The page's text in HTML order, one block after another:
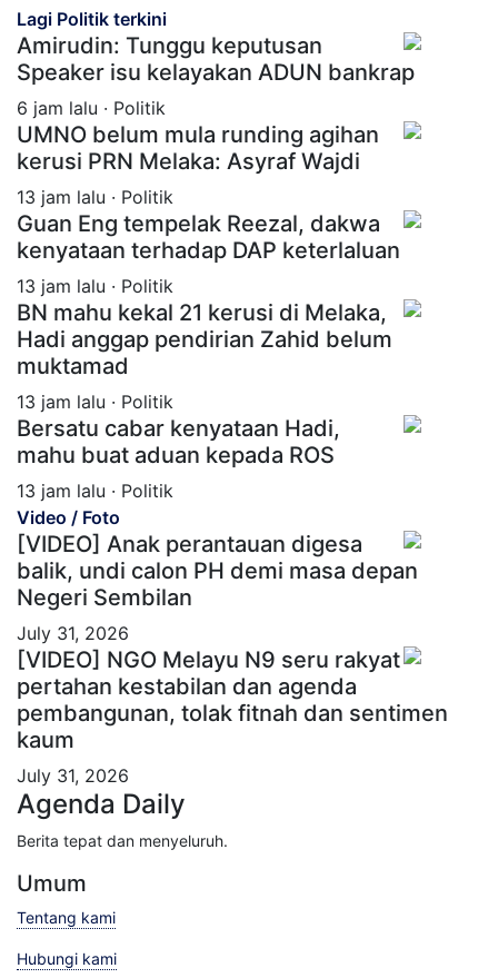
Lagi Politik terkini
Amirudin: Tunggu keputusan
Speaker isu kelayakan ADUN bankrap
6 jam lalu · Politik
UMNO belum mula runding agihan
kerusi PRN Melaka: Asyraf Wajdi
13 jam lalu · Politik
Guan Eng tempelak Reezal, dakwa
kenyataan terhadap DAP keterlaluan
13 jam lalu · Politik
BN mahu kekal 21 kerusi di Melaka,
Hadi anggap pendirian Zahid belum
muktamad
13 jam lalu · Politik
Bersatu cabar kenyataan Hadi,
mahu buat aduan kepada ROS
13 jam lalu · Politik
Video / Foto
[VIDEO] Anak perantauan digesa
balik, undi calon PH demi masa depan
Negeri Sembilan
July 31, 2026
[VIDEO] NGO Melayu N9 seru rakyat
pertahan kestabilan dan agenda
pembangunan, tolak fitnah dan sentimen
kaum
July 31, 2026
Agenda Daily
Berita tepat dan menyeluruh.
Umum
Tentang kami
Hubungi kami